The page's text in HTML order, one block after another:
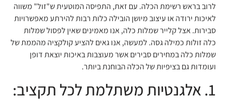
לרוב בראש רשימת הכלה. עם זאת, התפיסה המוטעית ש"זול" משווה
לאיכות ירודה או עיצוב מיושן הובילה כלות רבות להירתע מאפשרויות
סבירות. אצל קלייר שמלות כלה, אנו מאמינים שאין לפסול שמלות
כלה זולות כמילה גסה. למעשה, אנו גאים להציע קולקציה מהממת של
שמלות כלה במחירים סבירים אשר מעוצבות באיכות יוצאת דופן
ועומדות גם בציפיות של הכלה הבוחנת ביותר.
1. אלגנטיות משתלמת לכל תקציב: